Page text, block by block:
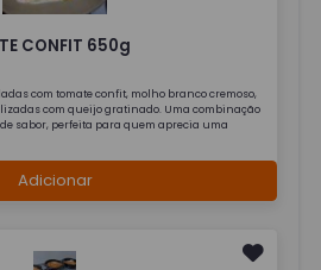
CONFIT 650g
com tomate confit, molho branco cremoso,
com queijo gratinado. Uma combinação
sabor, perfeita para quem aprecia uma
Adicionar